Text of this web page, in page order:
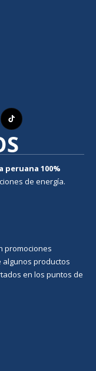
peruana 100%
de energía.
promociones
algunos productos
en los puntos de